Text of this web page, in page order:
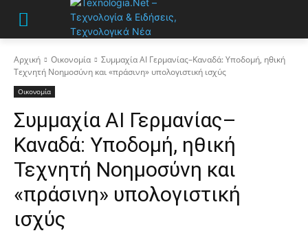
Αρχική Οικονομία
Συμμαχία AI Γερμανίας–Καναδά: Υποδομή, ηθική
Τεχνητή Νοημοσύνη και «πράσινη» υπολογιστική ισχύς
Οικονομία
Συμμαχία AI Γερμανίας–
Καναδά: Υποδομή, ηθική
Τεχνητή Νοημοσύνη και
«πράσινη» υπολογιστική
ισχύς